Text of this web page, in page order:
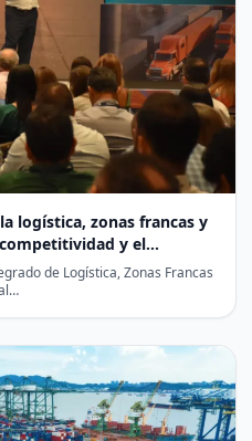
logística, zonas francas y
y el
de Logística, Zonas Francas